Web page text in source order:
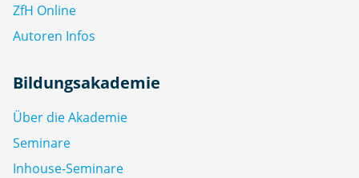
ZfH Online
Autoren Infos
Bildungsakademie
Über die Akademie
Seminare
Inhouse-Seminare